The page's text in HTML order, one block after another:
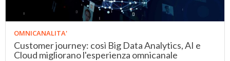
OMNICANALITA'
Customer journey: così Big Data Analytics, AI e
Cloud migliorano l'esperienza omnicanale